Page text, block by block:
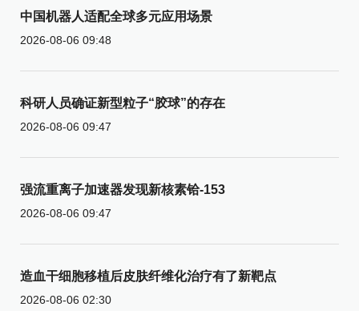
中国机器人适配全球多元应用场景
2026-08-06 09:48
科研人员确证新型粒子“胶球”的存在
2026-08-06 09:47
强流重离子加速器发现新核素铪-153
2026-08-06 09:47
造血干细胞移植后皮肤纤维化治疗有了新靶点
2026-08-06 02:30